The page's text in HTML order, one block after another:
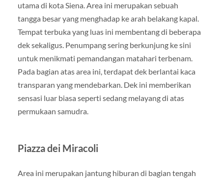
utama di kota Siena. Area ini merupakan sebuah
tangga besar yang menghadap ke arah belakang kapal.
Tempat terbuka yang luas ini membentang di beberapa
dek sekaligus. Penumpang sering berkunjung ke sini
untuk menikmati pemandangan matahari terbenam.
Pada bagian atas area ini, terdapat dek berlantai kaca
transparan yang mendebarkan. Dek ini memberikan
sensasi luar biasa seperti sedang melayang di atas
permukaan samudra.
Piazza dei Miracoli
Area ini merupakan jantung hiburan di bagian tengah